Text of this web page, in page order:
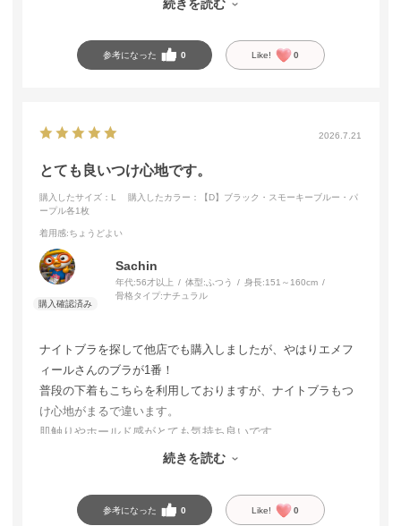
続きを読む
参考になった 0 Like! 0
2026.7.21
とても良いつけ心地です。
購入したサイズ：L
購入したカラー：【D】ブラック・スモーキーブルー・パ
ープル各1枚
着用感:ちょうどよい
Sachin
年代:56才以上 体型:ふつう 身長:151～160cm
骨格タイプ:ナチュラル
ナイトブラを探して他店でも購入しましたが、やはりエメフ
ィールさんのブラが1番！
普段の下着もこちらを利用しておりますが、ナイトブラもつ
け心地がまるで違います。
肌触りやホールド感がとても気持ち良いです。
色合いも落ち着いていてどの色も気に入っています。
続きを読む
参考になった 0 Like! 0